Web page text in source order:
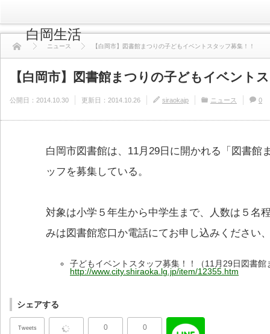
白岡生活
ニュース 【白岡市】図書館まつりの子どもイベントスタッフ募集！！
【白岡市】図書館まつりの子どもイベント
公開日： 2014.10.30 更新日： 2014.10.26 siraokajp ニュース 0
白岡市図書館は、11月29日に開かれる「図書館
ッフを募集している。
対象は小学５年生から中学生まで、人数は５名
みは図書館窓口か電話にてお申し込みください
子どもイベントスタッフ募集！！（11月29日図書館
http://www.city.shiraoka.lg.jp/item/12355.htm
シェアする
Tweets 0 0